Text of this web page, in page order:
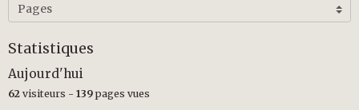
Statistiques
Aujourd'hui
62 visiteurs - 139 pages vues